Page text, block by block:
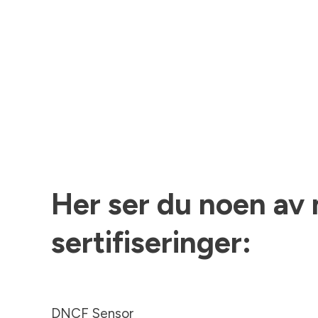
Her ser du noen av
sertifiseringer:
DNCF Sensor